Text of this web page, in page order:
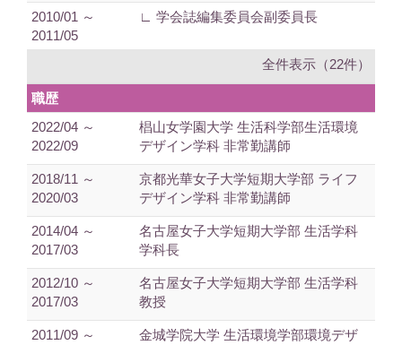
2010/01 ～
2011/05
∟ 学会誌編集委員会副委員長
全件表示（22件）
職歴
2022/04 ～
2022/09
椙山女学園大学 生活科学部生活環境
デザイン学科 非常勤講師
2018/11 ～
2020/03
京都光華女子大学短期大学部 ライフ
デザイン学科 非常勤講師
2014/04 ～
2017/03
名古屋女子大学短期大学部 生活学科
学科長
2012/10 ～
2017/03
名古屋女子大学短期大学部 生活学科
教授
2011/09 ～
金城学院大学 生活環境学部環境デザ